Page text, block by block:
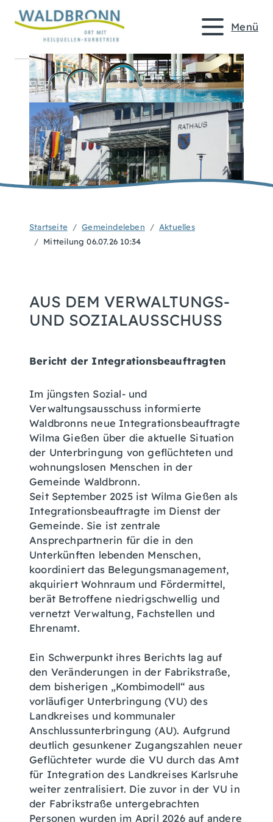
Menü
Startseite Gemeindeleben
Aktuelles
Mitteilung 06.07.26 10:34
AUS DEM VERWALTUNGS-
UND SOZIALAUSSCHUSS
Bericht der Integrationsbeauftragten
Im jüngsten Sozial- und
Verwaltungsausschuss informierte
Waldbronns neue Integrationsbeauftragte
Wilma Gießen über die aktuelle Situation
der Unterbringung von geflüchteten und
wohnungslosen Menschen in der
Gemeinde Waldbronn.
Seit September 2025 ist Wilma Gießen als
Integrationsbeauftragte im Dienst der
Gemeinde. Sie ist zentrale
Ansprechpartnerin für die in den
Unterkünften lebenden Menschen,
koordiniert das Belegungsmanagement,
akquiriert Wohnraum und Fördermittel,
berät Betroffene niedrigschwellig und
vernetzt Verwaltung, Fachstellen und
Ehrenamt.
Ein Schwerpunkt ihres Berichts lag auf
den Veränderungen in der Fabrikstraße,
dem bisherigen „Kombimodell“ aus
vorläufiger Unterbringung (VU) des
Landkreises und kommunaler
Anschlussunterbringung (AU). Aufgrund
deutlich gesunkener Zugangszahlen neuer
Geflüchteter wurde die VU durch das Amt
für Integration des Landkreises Karlsruhe
weiter zentralisiert. Die zuvor in der VU in
der Fabrikstraße untergebrachten
Personen wurden im April 2026 auf andere